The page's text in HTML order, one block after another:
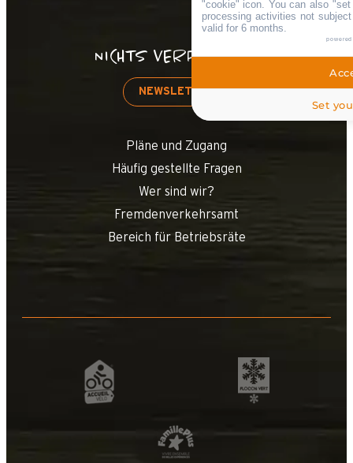
NICHTS VERPASSEN!
NEWSLETTER
Pläne und Zugang
Häufig gestellte Fragen
Wer sind wir?
Fremdenverkehrsamt
Bereich für Betriebsräte
"cookie" icon . You can also
processing activities not
valid for 6 months.
Set